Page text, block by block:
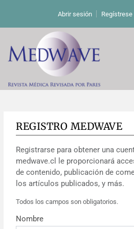
Abrir sesión Regístrese
De los editores
Editoriales
Comentarios
Cartas a los editores
Estudios originales
Estudios cualitativos
REGISTRO MEDWAVE
Registrarse para obtener una
medwave.cl le proporcionará
de contenido, publicación de
los artículos publicados, y más.
Todos los campos son obligatorios.
Nombre